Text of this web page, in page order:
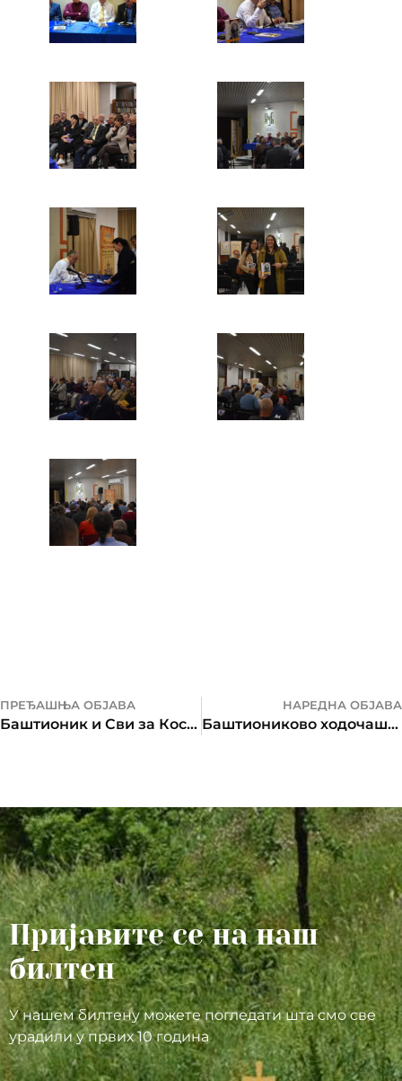
ПРЕЂАШЊА ОБЈАВА
Баштионик и Сви за Космет саборно на шестом добротворном турнир за Народне кухиње на КиМ
НАРЕДНА ОБЈАВА
Баштиониково ходочашће Светом Косову и Метохији
Пријавите се на наш
билтен
У нашем билтену можете погледати шта смо све
урадили у првих 10 година